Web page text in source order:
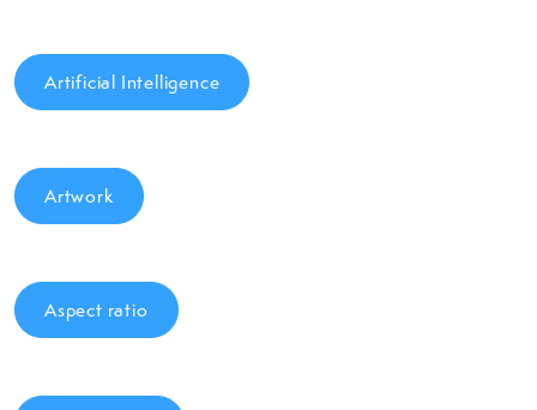
Artificial Intelligence
Artwork
Aspect ratio